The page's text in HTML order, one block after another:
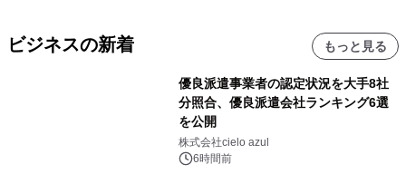
ビジネスの新着 もっと見る
優良派遣事業者の認定状況を大手8社
分照合、優良派遣会社ランキング6選
を公開
株式会社cielo azul
6時間前